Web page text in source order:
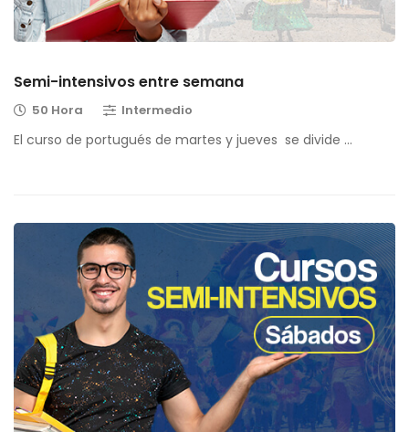
Semi-intensivos entre semana
50 Hora Intermedio
El curso de portugués de martes y jueves se divide …